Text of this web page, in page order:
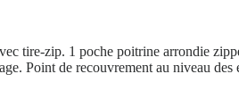
tire-zip. 1 poche poitrine arrondie
Point de recouvrement au niveau des